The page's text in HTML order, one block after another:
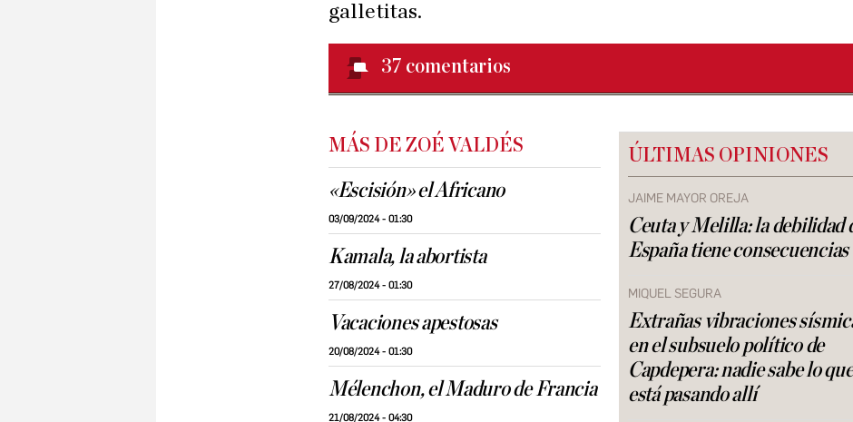
galletitas.
37 comentarios
MÁS DE ZOÉ VALDÉS
«Escisión» el Africano
03/09/2024 - 01:30
Kamala, la abortista
27/08/2024 - 01:30
Vacaciones apestosas
20/08/2024 - 01:30
Mélenchon, el Maduro de Francia
21/08/2024 - 04:30
ÚLTIMAS OPINIONES
JAIME MAYOR OREJA
Ceuta y Melilla: la debilidad
España tiene consecuencias
MIQUEL SEGURA
Extrañas vibraciones
en el subsuelo político de
Capdepera: nadie sabe lo que
está pasando allí